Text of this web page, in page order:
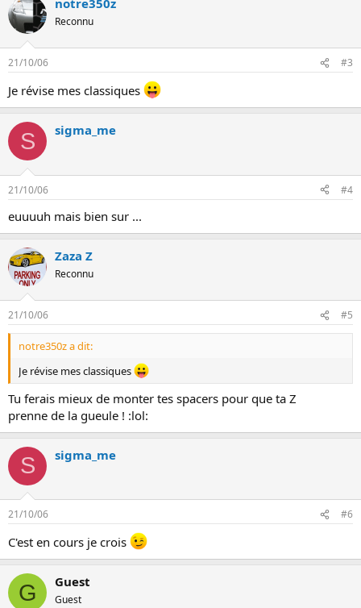
Reconnu
21/10/06 #3
Je révise mes classiques
S sigma_me
21/10/06 #4
euuuuh mais bien sur ...
Zaza Z
Reconnu
21/10/06 #5
notre350z a dit:
Je révise mes classiques
Tu ferais mieux de monter tes spacers pour que ta Z
prenne de la gueule ! :lol:
S sigma_me
21/10/06 #6
C'est en cours je crois
G Guest
Guest